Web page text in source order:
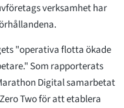
verksamhet har
"operativa flotta ökade
Som rapporterats
Digital samarbetat
Two för att etablera